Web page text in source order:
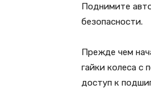
Поднимите
безопасности.
Прежде чем
гайки колеса с
доступ к